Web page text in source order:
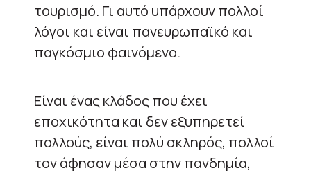
τουρισμό. Γι αυτό υπάρχουν πολλοί
λόγοι και είναι πανευρωπαϊκό και
παγκόσμιο φαινόμενο.
Είναι ένας κλάδος που έχει
εποχικότητα και δεν εξυπηρετεί
πολλούς, είναι πολύ σκληρός, πολλοί
τον άφησαν μέσα στην πανδημία,